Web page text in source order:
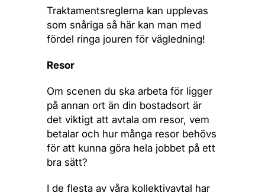
Traktamentsreglerna kan upplevas
som snåriga så här kan man med
fördel ringa jouren för vägledning!
Resor
Om scenen du ska arbeta för ligger
på annan ort än din bostadsort är
det viktigt att avtala om resor, vem
betalar och hur många resor behövs
för att kunna göra hela jobbet på ett
bra sätt?
I de flesta av våra kollektivavtal har